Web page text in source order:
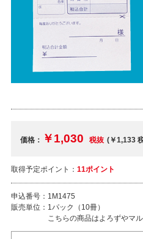
価格： ￥1,030 税抜 (￥1,133
取得予定ポイント： 11ポイント
申込番号： 1M1475
販売単位： 1パック（10冊）
こちらの商品はよろずやマ